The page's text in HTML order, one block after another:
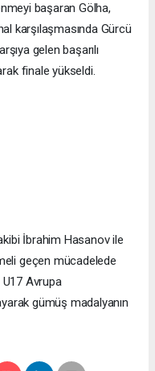
başaran Gölha,
karşılaşmasında Gürcü
gelen başarılı
finale yükseldi.
İbrahim Hasanov ile
geçen mücadelede
Avrupa
gümüş madalyanın